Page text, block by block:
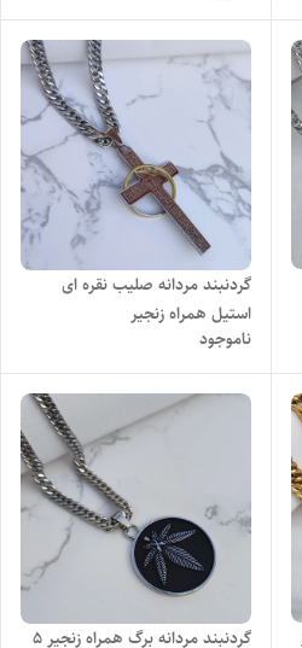
گردنبند مردانه صلیب نقره ای
استیل همراه زنجیر
ناموجود
گردنبند مردانه برگ همراه زنجیر 5